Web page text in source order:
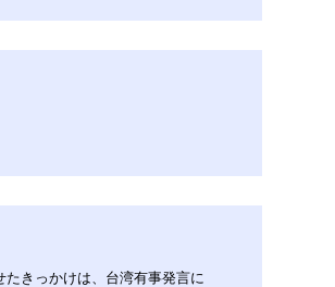
きっかけは、台湾有事発言に